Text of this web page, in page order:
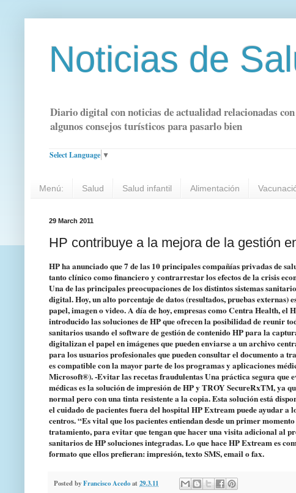
Noticias de
Diario digital con noticias de actualidad relacionadas
algunos consejos turísticos para pasarlo bien
Select Language ▼
Menú: Salud Salud infantil Alimentación
29 March 2011
HP ha anunciado que 7 de las 10 principales compañías privadas de
tanto clínico como financiero y contrarrestar los efectos de la crisis
Una de las principales preocupaciones de los distintos sistemas
digital. Hoy, un alto porcentaje de datos (resultados, pruebas
papel, imagen o video. A día de hoy, empresas como Centra Health,
introducido las soluciones de HP que ofrecen la posibilidad de reunir
sanitarios usando el software de gestión de contenido HP para la
digitalizan el papel en imágenes que pueden enviarse a un archivo
para los usuarios profesionales que pueden consultar el documento a
es compatible con la mayor parte de los programas y aplicaciones
Microsoft®). -Evitar las recetas fraudulentas Una práctica segura que
médicas es la solución de impresión de HP y TROY SecureRxTM, ya
normal pero con una tinta resistente a la copia. Esta solución está
el cuidado de pacientes fuera del hospital HP Extream puede ayudar
centros. “Es vital que los pacientes entiendan desde un primer
tratamiento, para evitar que tengan que hacer una visita adicional al
sanitarios de HP soluciones integradas. Lo que hace HP Extream es
formato que ellos prefieran: impresión, texto SMS, email o fax.
Posted byFrancisco Acedoat 29.3.11